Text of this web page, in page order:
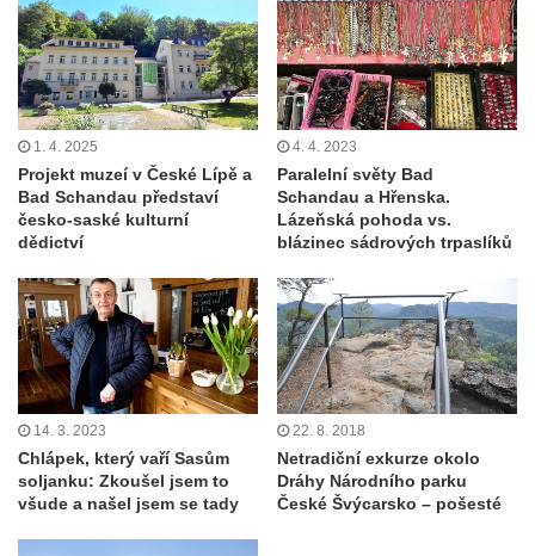
1. 4. 2025
Projekt muzeí v České Lípě a
Bad Schandau představí
česko-saské kulturní
dědictví
4. 4. 2023
Paralelní světy Bad
Schandau a Hřenska.
Lázeňská pohoda vs.
blázinec sádrových trpaslíků
14. 3. 2023
Chlápek, který vaří Sasům
soljanku: Zkoušel jsem to
všude a našel jsem se tady
22. 8. 2018
Netradiční exkurze okolo
Dráhy Národního parku
České Švýcarsko – pošesté